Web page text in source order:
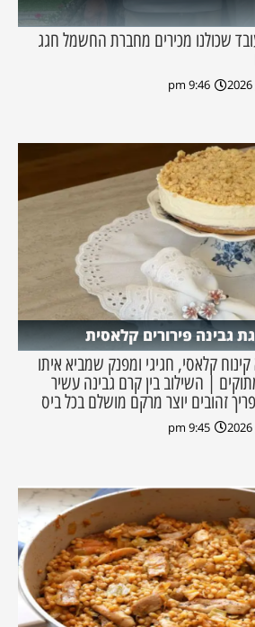
שכולנו מכירים מחברת החשמל חגג
9:46 pm
גבינה פירורים קלאסית
קינוח קלאסי, חגיגי ומפנק שמביא איתו
| השילוב בין קרם גבינה עשיר
פריך זהובים יוצר מרקם מושלם בכל ביס
9:45 pm